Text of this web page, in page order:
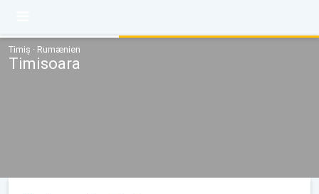
Timiș · Rumænien
Timisoara